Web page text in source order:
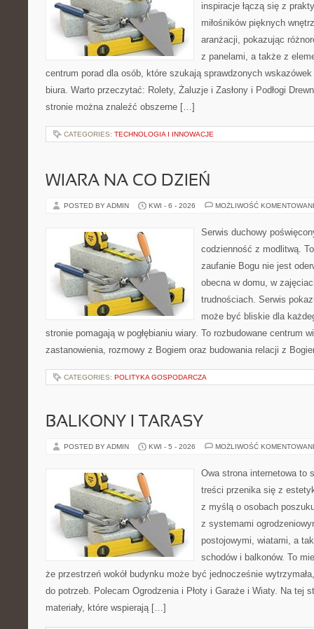
inspiracje łączą się z
miłośników pięknych
aranżacji, pokazując
z panelami, a także z
centrum porad dla osób, które szukają sprawdzonych
biura. Warto przeczytać: Rolety, Żaluzje i Zasłony i Podłogi
stronie można znaleźć obszerne […]
CATEGORIES: TECHNOLOGIA I INNOWACJE
WIARA NA CO DZIEŃ
POSTED BY ADMIN KWI - 6 - 2026 MOŻLIWOŚĆ
Serwis duchowy
codzienność z modlitwą.
zaufanie Bogu nie jest
obecna w domu, w
trudnościach. Serwis
może być bliskie dla
stronie pomagają w pogłębianiu wiary. To rozbudowane centrum
zastanowienia, rozmowy z Bogiem oraz budowania relacji z
CATEGORIES: POLITYKA GOSPODARCZA
BALKONY I TARASY
POSTED BY ADMIN KWI - 5 - 2026 MOŻLIWOŚĆ
Owa strona internetowa to
treści przenika się z
z myślą o osobach
z systemami
postojowymi, wiatami, a
schodów i balkonów. To
że przestrzeń wokół budynku może być jednocześnie
do potrzeb. Polecam Ogrodzenia i Płoty i Garaże i Wiaty. Na tej
materiały, które wspierają […]